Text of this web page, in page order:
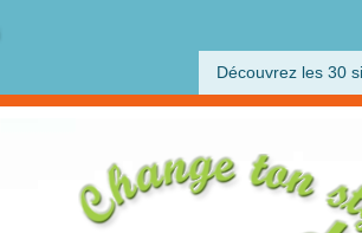
Découvrez les 30